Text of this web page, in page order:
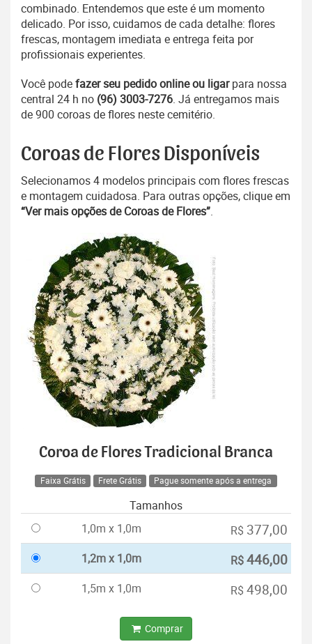
combinado. Entendemos que este é um momento
delicado. Por isso, cuidamos de cada detalhe: flores
frescas, montagem imediata e entrega feita por
profissionais experientes.
Você podefazer seu pedido online ou ligarpara nossa
central 24 h no (96) 3003-7276. Já entregamos mais
de 900 coroas de flores neste cemitério.
Coroas de Flores Disponíveis
Selecionamos 4 modelos principais com flores frescas
e montagem cuidadosa. Para outras opções, clique em
“Ver mais opções de Coroas de Flores”.
Coroa de Flores Tradicional Branca
Faixa Grátis Frete Grátis Pague somente após a entrega
Tamanhos
1,0m x 1,0m
R$ 377,00
1,2m x 1,0m R$446,00
1,5m x 1,0m R$ 498,00
Comprar